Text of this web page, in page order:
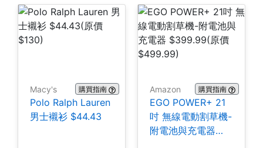
Macy's 購買指南
Polo Ralph Lauren
男士襯衫 $44.43
Amazon 購買指南
EGO POWER+ 21
吋 無線電動割草機-
附電池與充電器